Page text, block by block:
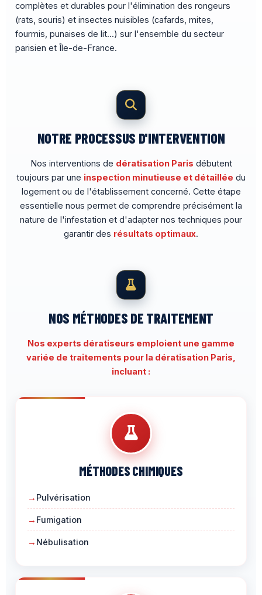
complètes et durables pour l'élimination des rongeurs
(rats, souris) et insectes nuisibles (cafards, mites,
fourmis, punaises de lit...) sur l'ensemble du secteur
parisien et Île-de-France.
NOTRE PROCESSUS D'INTERVENTION
Nos interventions de dératisation Paris débutent
toujours par une inspection minutieuse et détaillée du
logement ou de l'établissement concerné. Cette étape
essentielle nous permet de comprendre précisément la
nature de l'infestation et d'adapter nos techniques pour
garantir des résultats optimaux.
NOS MÉTHODES DE TRAITEMENT
Nos experts dératiseurs emploient une gamme
variée de traitements pour la dératisation Paris,
incluant :
MÉTHODES CHIMIQUES
Pulvérisation
Fumigation
Nébulisation